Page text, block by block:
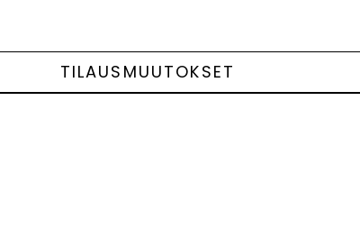
TILAUSMUUTOKSET